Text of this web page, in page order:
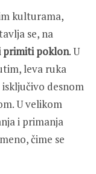
kulturama,
se, na
primiti poklon. U
leva ruka
desnom
U velikom
i primanja
čime se